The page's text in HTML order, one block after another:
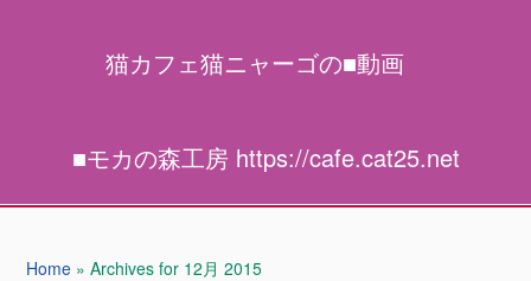
猫カフェ猫ニャーゴの■動画
■モカの森工房 https://cafe.cat25.net
Home »Archives for 12月 2015